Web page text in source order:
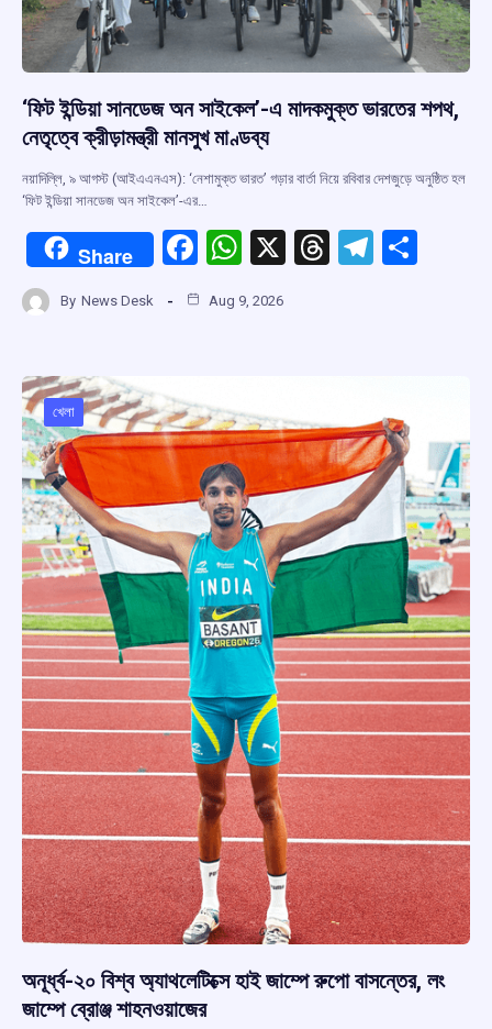
‘ফিট ইন্ডিয়া সানডেজ অন সাইকেল’-এ মাদকমুক্ত ভারতের শপথ,
নেতৃত্বে ক্রীড়ামন্ত্রী মানসুখ মাণ্ডব্য
নয়াদিল্লি, ৯ আগস্ট (আইএএনএস): ‘নেশামুক্ত ভারত’ গড়ার বার্তা নিয়ে রবিবার দেশজুড়ে অনুষ্ঠিত হল
‘ফিট ইন্ডিয়া সানডেজ অন সাইকেল’-এর…
Share
F
ce
o
k
W
at
p
p
X
T
s
T
m
By News Desk Aug 9, 2026
খেলা
অনূর্ধ্ব-২০ বিশ্ব অ্যাথলেটিক্সে হাই জাম্পে রুপো বাসন্তের, লং
জাম্পে ব্রোঞ্জ শাহনওয়াজের